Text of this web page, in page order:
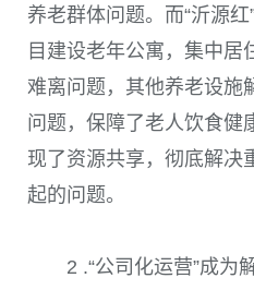
养老群体问题。而“沂源
目建设老年公寓，集中居
难离问题，其他养老设施
问题，保障了老人饮食健
现了资源共享，彻底解决
起的问题。
2 .“公司化运营”成为